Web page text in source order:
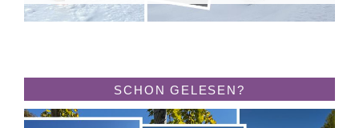
SCHON GELESEN?